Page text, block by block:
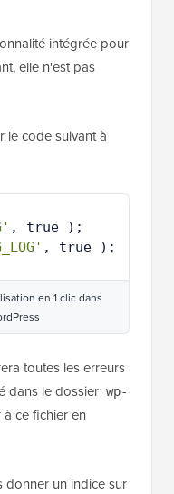
intégrée pour
elle n'est pas
le code suivant à
, true );
, true );
en 1 clic dans
toutes les erreurs
dans le dossier wp-
ce fichier en
donner un indice sur